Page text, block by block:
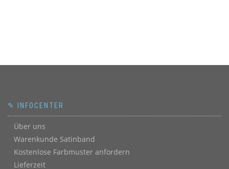
✎ INFOCENTER
Über uns
Warenkunde Satinband
Kostenlose Farbmuster anfordern
Lieferzeit